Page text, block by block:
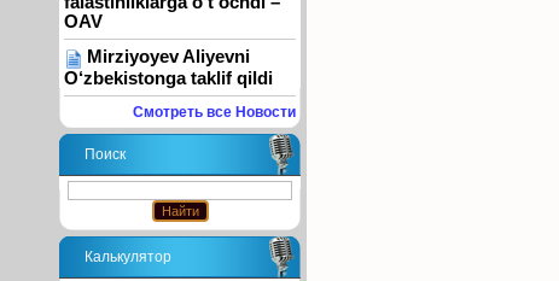
OAV
Mirziyoyev Aliyevni
O‘zbekistonga taklif qildi
Смотреть все Новости
Поиск
Калькулятор